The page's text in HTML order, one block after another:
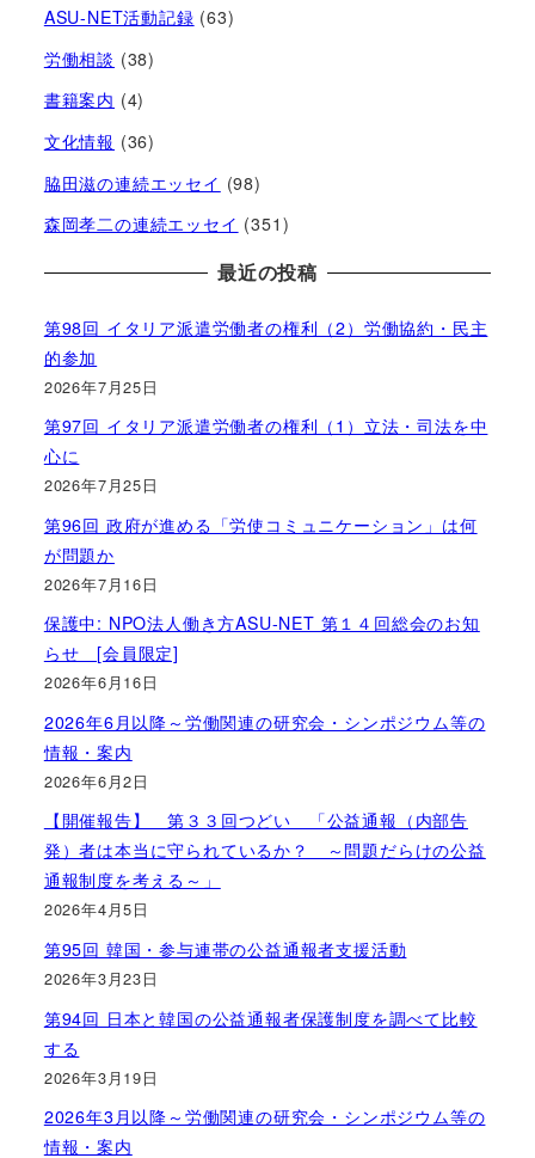
ASU-NET活動記録 (63)
労働相談 (38)
書籍案内 (4)
文化情報 (36)
脇田滋の連続エッセイ (98)
森岡孝二の連続エッセイ (351)
最近の投稿
第98回 イタリア派遣労働者の権利（2）労働協約・民主
的参加
2026年7月25日
第97回 イタリア派遣労働者の権利（1）立法・司法を中
心に
2026年7月25日
第96回 政府が進める「労使コミュニケーション」は何
が問題か
2026年7月16日
保護中: NPO法人働き方ASU-NET 第１４回総会のお知
らせ [会員限定]
2026年6月16日
2026年6月以降～労働関連の研究会・シンポジウム等の
情報・案内
2026年6月2日
【開催報告】 第３３回つどい 「公益通報（内部告
発）者は本当に守られているか？ ～問題だらけの公益
通報制度を考える～」
2026年4月5日
第95回 韓国・参与連帯の公益通報者支援活動
2026年3月23日
第94回 日本と韓国の公益通報者保護制度を調べて比較
する
2026年3月19日
2026年3月以降～労働関連の研究会・シンポジウム等の
情報・案内